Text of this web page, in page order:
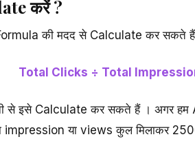
करें ?
की मदद से Calculate कर सकते हैं
Total Clicks ÷ Total
से इसे Calculate कर सकते हैं । अगर हम
या views कुल मिलाकर 2500